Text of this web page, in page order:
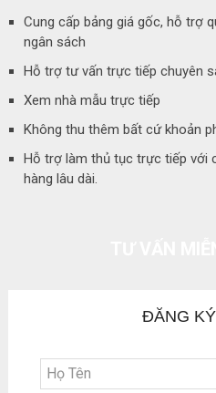
Cung cấp bảng giá gốc, hỗ trợ
ngân sách
Hỗ trợ tư vấn trực tiếp chuyên
Xem nhà mẫu trực tiếp
Không thu thêm bất cứ khoản
Hỗ trợ làm thủ tục trực tiếp với
hàng lâu dài.
ĐĂNG